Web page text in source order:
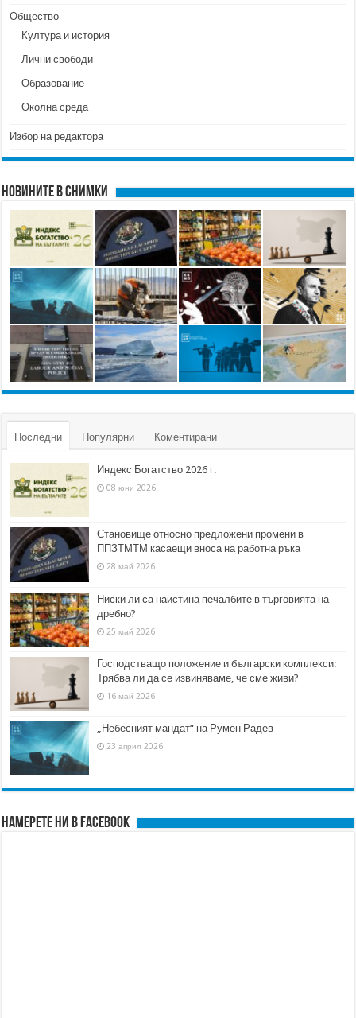
Общество
Култура и история
Лични свободи
Образование
Околна среда
Избор на редактора
Новините в снимки
Последни Популярни Коментирани
Индекс Богатство 2026 г.
08 юни 2026
Становище относно предложени промени в
ППЗТМТМ касаещи вноса на работна ръка
28 май 2026
Ниски ли са наистина печалбите в търговията на
дребно?
25 май 2026
Господстващо положение и български комплекси:
Трябва ли да се извиняваме, че сме живи?
16 май 2026
„Небесният мандат“ на Румен Радев
23 април 2026
Намерете ни в FACEBOOK